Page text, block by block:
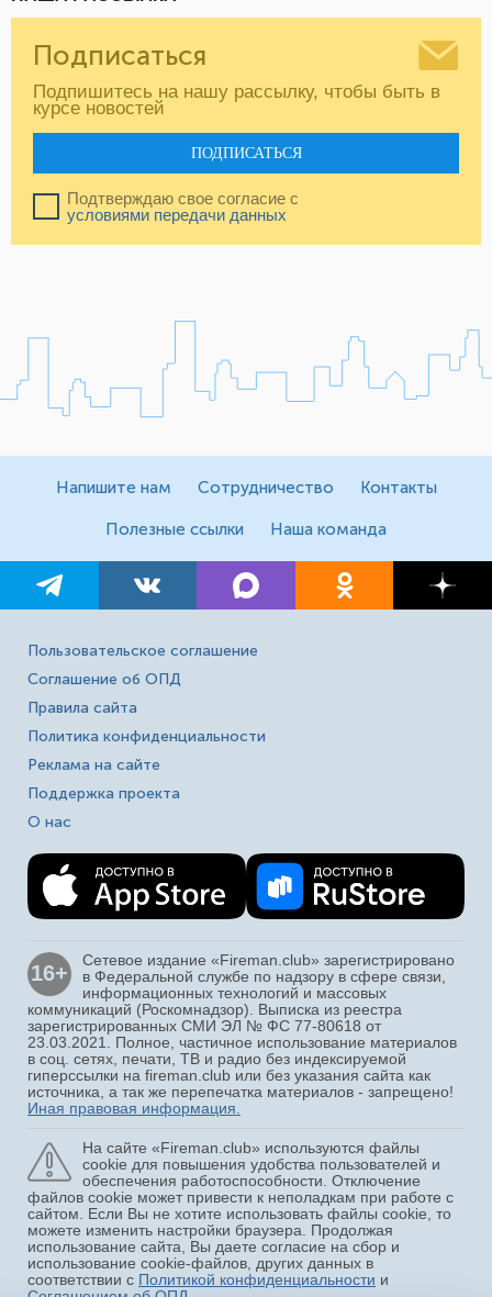
Подписаться
Подпишитесь на нашу рассылку, чтобы быть в
курсе новостей
ПОДПИСАТЬСЯ
Подтверждаю свое согласие с
условиями передачи данных
Напишите нам Сотрудничество Контакты
Полезные ссылки Наша команда
Пользовательское соглашение
Соглашение об ОПД
Правила сайта
Политика конфиденциальности
Реклама на сайте
Поддержка проекта
О нас
16+
Сетевое издание «Fireman.club» зарегистрировано
в Федеральной службе по надзору в сфере связи,
информационных технологий и массовых
коммуникаций (Роскомнадзор). Выписка из реестра
зарегистрированных СМИ ЭЛ № ФС 77-80618 от
23.03.2021. Полное, частичное использование материалов
в соц. сетях, печати, ТВ и радио без индексируемой
гиперссылки на fireman.club или без указания сайта как
источника, а так же перепечатка материалов - запрещено!
Иная правовая информация.
На сайте «Fireman.club» используются файлы
cookie для повышения удобства пользователей и
обеспечения работоспособности. Отключение
файлов cookie может привести к неполадкам при работе с
сайтом. Если Вы не хотите использовать файлы cookie, то
можете изменить настройки браузера. Продолжая
использование сайта, Вы даете согласие на сбор и
использование cookie-файлов, других данных в
соответствии с Политикой конфиденциальности и